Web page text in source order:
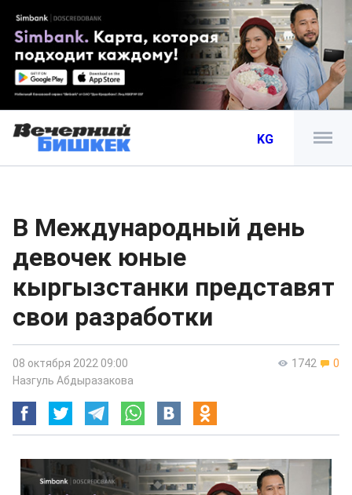
KG
В Международный день
девочек юные
кыргызстанки представят
свои разработки
1742 0
08 октября 2022 09:00
Назгуль Абдыразакова